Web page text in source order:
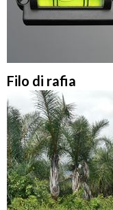
Filo di rafia